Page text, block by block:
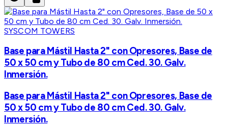
SYSCOM TOWERS
Base para Mástil Hasta 2" con Opresores, Base de
50 x 50 cm y Tubo de 80 cm Ced. 30. Galv.
Inmersión.
Base para Mástil Hasta 2" con Opresores, Base de
50 x 50 cm y Tubo de 80 cm Ced. 30. Galv.
Inmersión.